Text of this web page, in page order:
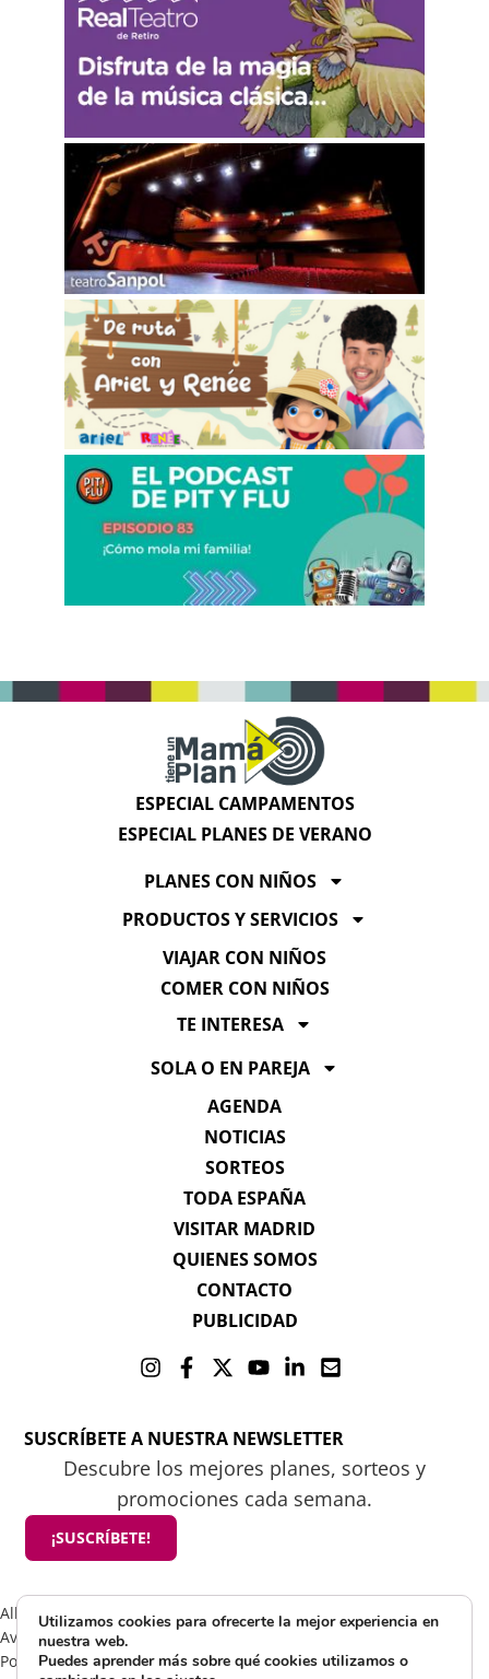
ESPECIAL CAMPAMENTOS
ESPECIAL PLANES DE VERANO
PLANES CON NIÑOS
PRODUCTOS Y SERVICIOS
VIAJAR CON NIÑOS
COMER CON NIÑOS
TE INTERESA
SOLA O EN PAREJA
AGENDA
NOTICIAS
SORTEOS
TODA ESPAÑA
VISITAR MADRID
QUIENES SOMOS
CONTACTO
PUBLICIDAD
SUSCRÍBETE A NUESTRA NEWSLETTER
Descubre los mejores planes, sorteos y
promociones cada semana.
¡SUSCRÍBETE!
All rights reserved 2025 ©Mamá tiene un plan
Aviso Legal
Política de Cookies
Utilizamos cookies para ofrecerte la mejor experiencia en
nuestra web.
Puedes aprender más sobre qué cookies utilizamos o